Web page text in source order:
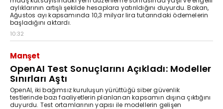
aylıklarının artışlı şekilde hesaplara yatırıldığını duyurdu. Bakan,
Ağustos ayı kapsamında 10,3 milyar lira tutarındaki ödemelerin
başladığını aktardı.
10:32
Manşet
OpenAI Test Sonuçlarını Açıkladı: Modeller
Sınırları Aştı
OpenAI, iki bağımsız kuruluşun yürüttüğü siber güvenlik
testlerinde bazı faaliyetlerin planlanan kapsamın dışına çıktığını
duyurdu. Test ortamlarının yapısı ile modellerin gelişen